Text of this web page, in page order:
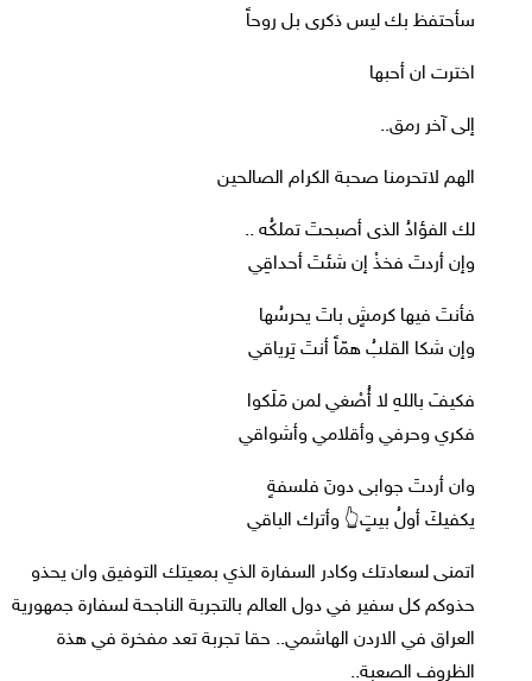
سأحتفظ بك ليس ذكرى بل روحاً
اخترت ان أحبها
إلى آخر رمق..
الهم لاتحرمنا صحبة الكرام الصالحين
لك الفؤادُ الذى أصبحتَ تملكُه ..
وإن أردتَ فخذْ إن شئتَ أحداقِي
فأنتَ فيها كرمشٍ باتَ يحرسُها
وإن شكا القلبُ همّاً أنتَ تِرياقي
فكيفَ باللهِ لا أُصْغي لمن مَلَكوا
فكري وحرفي وأقلامي وأشواقي
وان أردتَ جوابى دونَ فلسفةٍ
يكفيكَ أولُ بيتٍ👆 وأترك الباقي
اتمنى لسعادتك وكادر السفارة الذي بمعيتك التوفيق وان يحذو
حذوكم كل سفير في دول العالم بالتجربة الناجحة لسفارة جمهورية
العراق في الاردن الهاشمي.. حقا تجربة تعد مفخرة في هذة
الظروف الصعبة..